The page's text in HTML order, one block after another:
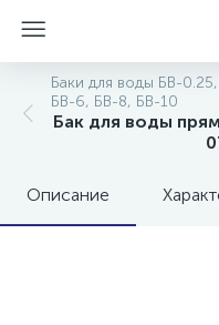
Баки для воды БВ-
БВ-6, БВ-8, БВ-10
Бак для воды
Описание